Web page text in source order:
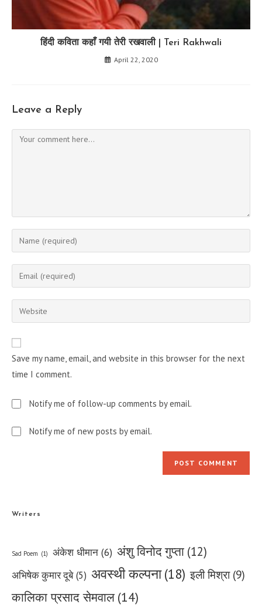
हिंदी कविता कहाँ गयी तेरी रखवाली | Teri Rakhwali
April 22, 2020
Leave a Reply
Comment
Enter
your
name
comment
Enter
your
email
address
Enter
your
URL
(optional)
Save my name, email, and website in this browser for the next
time I comment.
Notify me of follow-up comments by email.
Notify me of new posts by email.
Writers
Sad Poem (1) अंकेश धीमान (6) अंशु विनोद गुप्ता (12)
अभिषेक कुमार दूबे (5) अवस्थी कल्पना (18) इली मिश्रा (9)
कालिका प्रसाद सेमवाल (14)